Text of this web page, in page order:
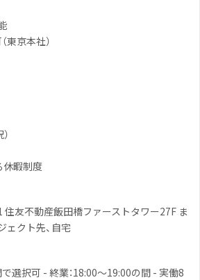
東京本社）
休暇制度
友不動産飯田橋ファーストタワー27F ま
ェクト先、自宅
選択可 - 終業：18:00〜19:00の間 - 実働8